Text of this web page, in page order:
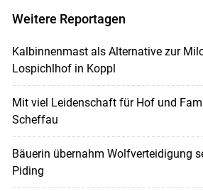
Weitere Reportagen
Kalbinnenmast als Alternative zur
Lospichlhof in Koppl
Mit viel Leidenschaft für Hof und
Scheffau
Bäuerin übernahm Wolfverteidigung
Piding